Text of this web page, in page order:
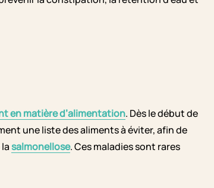
en matière d’alimentation. Dès le début de
une liste des aliments à éviter, afin de
salmonellose. Ces maladies sont rares